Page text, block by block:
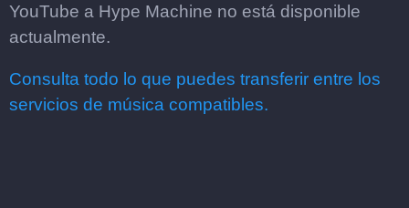
YouTube a Hype Machine no está disponible
actualmente.
Consulta todo lo que puedes transferir entre los
servicios de música compatibles.